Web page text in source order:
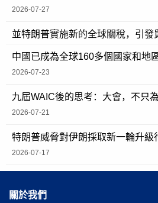
2026-07-27
並特朗普實施新的全球關稅，引發
中國已成為全球160多個國家和地
2026-07-23
九屆WAIC後的思考：大會，不只
2026-07-21
特朗普威脅對伊朗採取新一輪升級
2026-07-17
關於我們